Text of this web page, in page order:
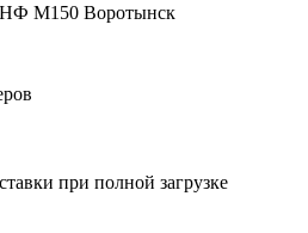
М150 Воротынск
при полной загрузке